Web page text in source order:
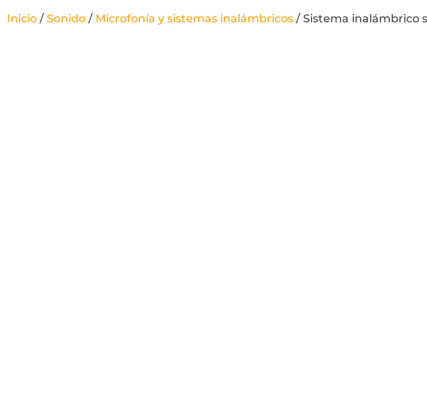
Inicio / Sonido / Microfonía y sistemas inalámbricos / Sistema inalámbrico